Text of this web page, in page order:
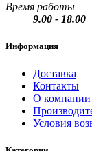
Время работы
9.00 - 18.00
Информация
Доставка
Контакты
О компании
Условия